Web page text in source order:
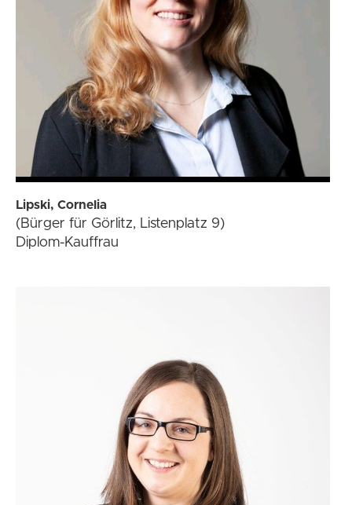
Lipski, Cornelia
(Bürger für Görlitz, Listenplatz 9)
Diplom-Kauffrau